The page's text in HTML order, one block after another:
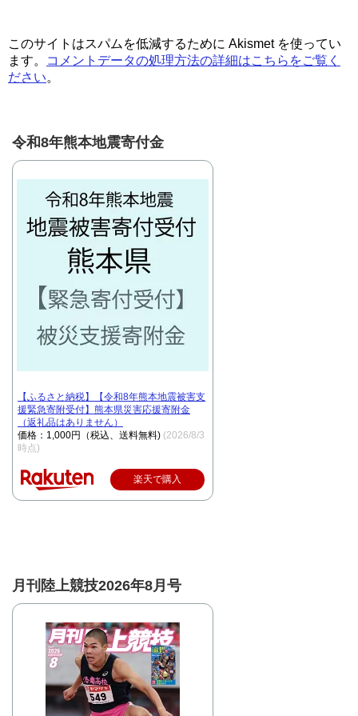
このサイトはスパムを低減するために Akismet を使ってい
ます。
コメントデータの処理方法の詳細はこちらをご覧く
ださい。
令和8年熊本地震寄付金
【ふるさと納税】【令和8年熊本地震被害支
援緊急寄附受付】熊本県災害応援寄附金
（返礼品はありません）
価格：1,000円（税込、送料無料) (2026/8/3
時点)
楽天で購入
月刊陸上競技2026年8月号